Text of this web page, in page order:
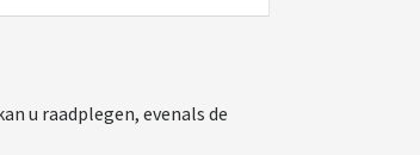
u raadplegen, evenals de